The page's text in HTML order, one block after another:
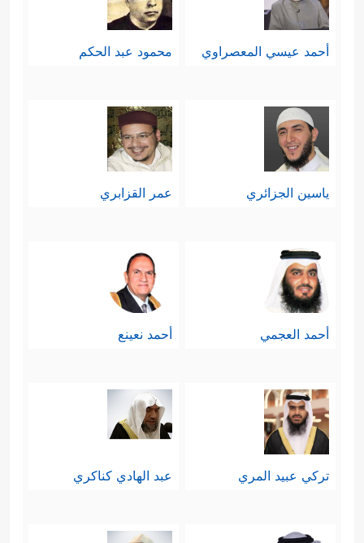
أحمد عيسي المعصراوي محمود عبد الحكم
ياسين الجزائري عمر القزابري
أحمد العجمي أحمد نعينع
تركي عبيد المري عبد الهادي كناكري